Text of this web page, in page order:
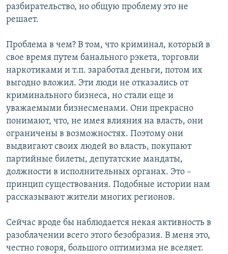
разбирательство, но общую проблему это не
решает.
Проблема в чем? В том, что криминал, который в
свое время путем банального рэкета, торговли
наркотиками и т.п. заработал деньги, потом их
выгодно вложил. Эти люди не отказались от
криминального бизнеса, но стали еще и
уважаемыми бизнесменами. Они прекрасно
понимают, что, не имея влияния на власть, они
ограничены в возможностях. Поэтому они
выдвигают своих людей во власть, покупают
партийные билеты, депутатские мандаты,
должности в исполнительных органах. Это –
принцип существования. Подобные истории нам
рассказывают жители многих регионов.
Сейчас вроде бы наблюдается некая активность в
разоблачении всего этого безобразия. В меня это,
честно говоря, большого оптимизма не вселяет.